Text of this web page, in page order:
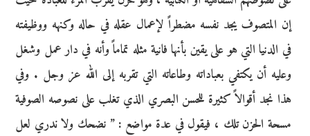
إن المتصوف يجد نفسه مضطراً لإعمال عقله في حاله وكنهه ووظيفته
في الدنيا التي هو على يقين بأنها فانية مثله تماماً وأنه في دار عمل وشغل
وعليه أن يكتفي بعباداته وطاعاته التي تقربه إلى الله عز وجل . وفي
هذا نجد أقوالاً كثيرة للحسن البصري الذي تغلب على نصوصه الصوفية
مسحة الحزن تلك ، فيقول في عدة مواضع : ” نضحك ولا ندري لعل